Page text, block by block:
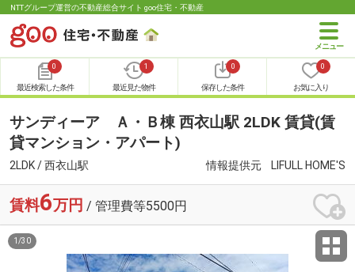
NTTグループ運営の不動産総合サイト goo住宅・不動産
0
最近検索した条件
1
最近見た物件
0
保存した条件
0
お気に入り
サンディーア Ａ・Ｂ棟 西衣山駅 2LDK 賃貸(賃
貸マンション・アパート)
2LDK / 西衣山駅 情報提供元 LIFULL HOME'S
賃料6万円 / 管理費等5500円
1 /30